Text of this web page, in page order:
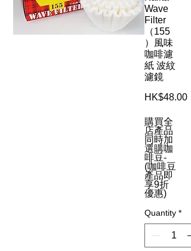
Wave
Filter
（155
）風味
咖啡濾
紙 波紋
濾鏡
HK$48.00
購買全
店產品
同時加
選購咖
啡豆-
(咖啡豆
產品即
享9折
優惠)
Quantity *